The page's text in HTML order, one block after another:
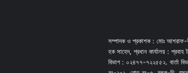
সম্পাদক ও প্রকাশক : মোঃ আশরাফ-
হক সাহেদ, প্রধান কার্যালয় :
বিভাগ : ০২৪৭৭-৭২২৫৫২. বার্তা